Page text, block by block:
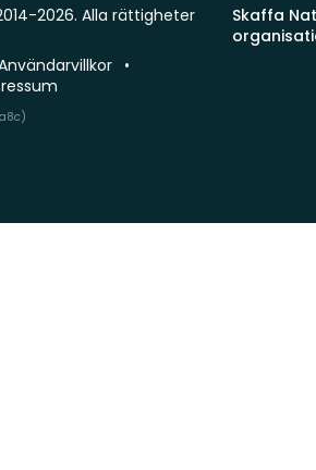
Skaffa
2026. Alla rättigheter